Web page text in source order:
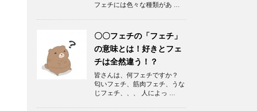
フェチには色々な種類があ ...
〇〇フェチの「フェチ」
の意味とは！好きとフェ
チは全然違う！？
皆さんは、何フェチですか？
匂いフェチ、筋肉フェチ、うな
じフェチ、、、 人によっ ...